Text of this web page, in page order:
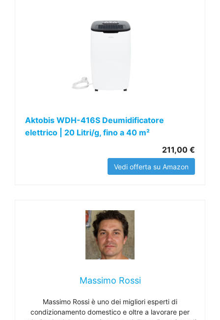
Aktobis WDH-416S Deumidificatore
elettrico | 20 Litri/g, fino a 40 m²
211,00 €
Vedi offerta su Amazon
Massimo Rossi
Massimo Rossi è uno dei migliori esperti di
condizionamento domestico e oltre a lavorare per